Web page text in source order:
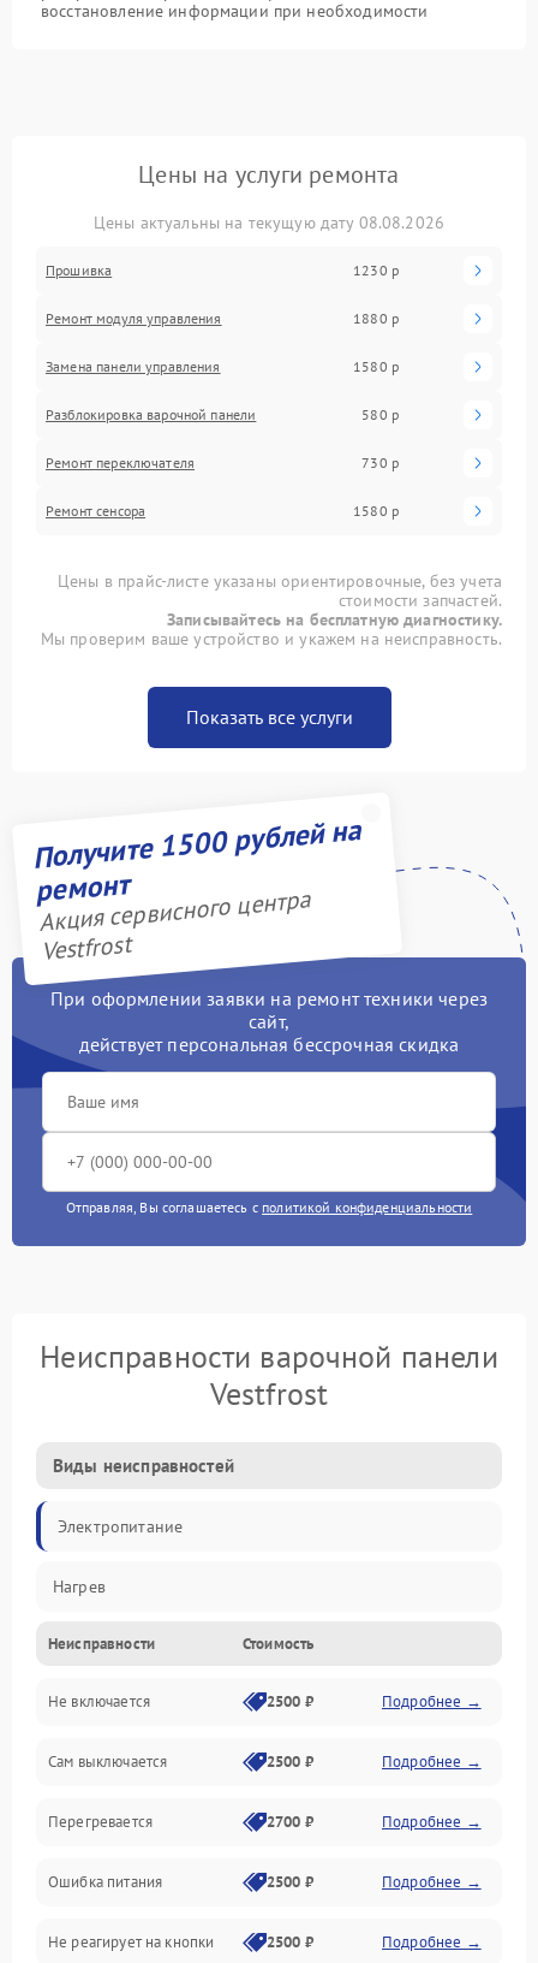
восстановление информации при необходимости
Цены на услуги ремонта
Цены актуальны на текущую дату 08.08.2026
Прошивка 1230 р
Ремонт модуля управления 1880 р
Замена панели управления 1580 р
Разблокировка варочной панели 580 р
Ремонт переключателя 730 р
Ремонт сенсора 1580 р
Цены в прайс-листе указаны ориентировочные, без учета
стоимости запчастей.
Записывайтесь на бесплатную диагностику.
Мы проверим ваше устройство и укажем на неисправность.
Показать все услуги
Получите 1500 рублей на
ремонт
Акция сервисного центра
Vestfrost
При оформлении заявки на ремонт техники через
сайт,
действует персональная бессрочная скидка
Отправляя, Вы соглашаетесь с политикой конфиденциальности
Неисправности варочной панели
Vestfrost
Виды неисправностей
Электропитание
Нагрев
Неисправности Стоимость
Не включается 2500 ₽ Подробнее →
Сам выключается 2500 ₽ Подробнее →
Перегревается 2700 ₽ Подробнее →
Ошибка питания 2500 ₽ Подробнее →
Не реагирует на кнопки 2500 ₽ Подробнее →